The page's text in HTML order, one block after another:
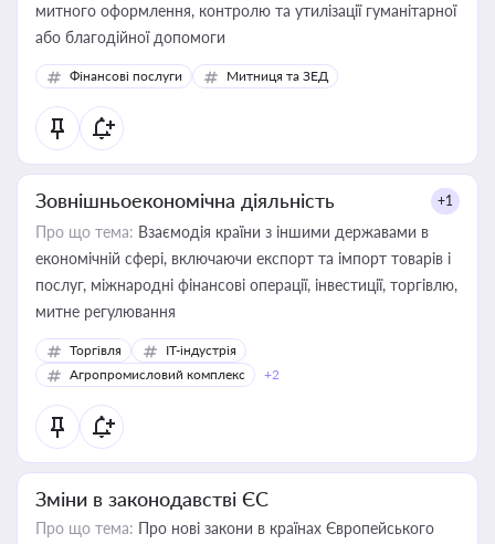
митного оформлення, контролю та утилізації гуманітарної
або благодійної допомоги
Фінансові послуги Митниця та ЗЕД
Зовнішньоекономічна діяльність +1
Про що тема: Взаємодія країни з іншими державами в
економічній сфері, включаючи експорт та імпорт товарів і
послуг, міжнародні фінансові операції, інвестиції, торгівлю,
митне регулювання
Торгівля
IT-індустрія
Агропромисловий комплекс
+2
Зміни в законодавстві ЄС
Про що тема: Про нові закони в країнах Європейського